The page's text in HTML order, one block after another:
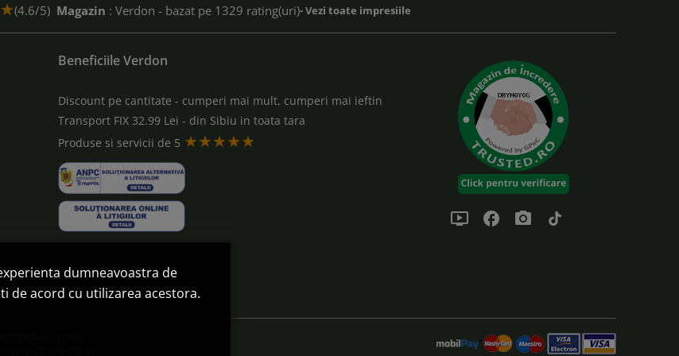
(4.6/5) Magazin : Verdon - bazat pe 1329 rating(uri)- Vezi toate impresiile
Beneficiile Verdon
Discount pe cantitate - cumperi mai mult, cumperi mai ieftin
Transport FIX 32.99 Lei - din Sibiu in toata tara
Produse si servicii de 5 ★★★★★
ondemand_video facebook photo_camera tiktok
nr. 32399.
J32/38/2014
dumneavoastra de
de acord cu utilizarea acestora.